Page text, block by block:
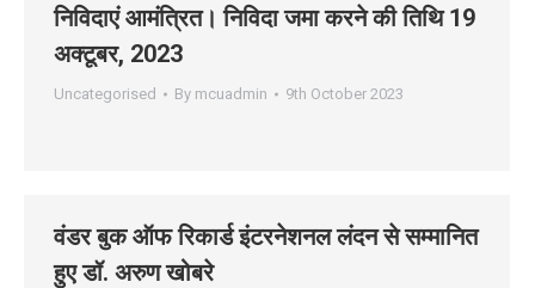
निविदाएं आमंत्रित। निविदा जमा करने की तिथि 19
अक्‍टूबर, 2023
Uncategorised By mcuadmin 9th October 2023
वंडर बुक ऑफ रिकार्ड इंटरनेशनल लंदन से सम्मानित
हुए डॉ. अरुण खोबरे